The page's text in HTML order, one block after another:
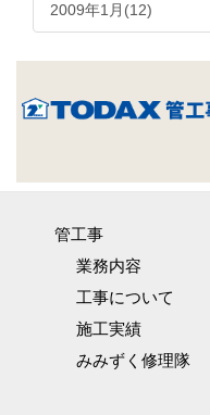
2009年1月(12)
管工事
業務内容
工事について
施工実績
みみずく修理隊